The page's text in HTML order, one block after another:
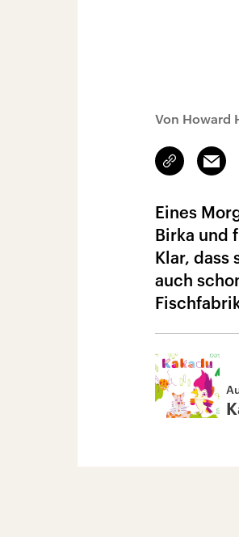
Von Howard
Link
kopieren/teilen
Email
Eines
Birka und
Klar, dass
auch